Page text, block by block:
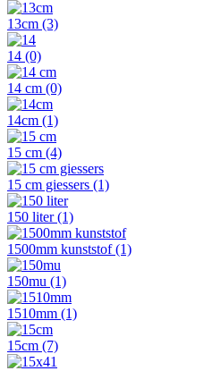
13cm (3)
14 (0)
14 cm (0)
14cm (1)
15 cm (4)
15 cm giessers (1)
150 liter(1)
1500mm kunststof(1)
150mu (1)
1510mm (1)
15cm (7)